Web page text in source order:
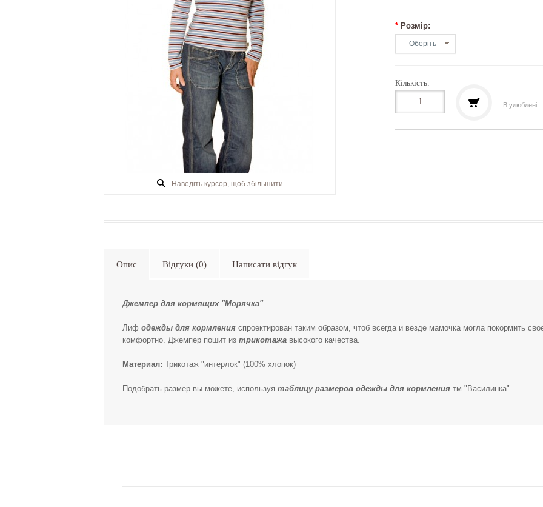
Наведіть курсор, щоб збільшити
* Розмір:
Кількість:
В улюблені
Опис Відгуки (0) Написати відгук
Джемпер для кормящих "Морячка"
Лиф одежды для кормления спроектирован таким образом, чтоб всегда и везде мамочка могла покормить
комфортно. Джемпер пошит из трикотажа высокого качества.
Материал: Трикотаж "интерлок" (100% хлопок)
Подобрать размер вы можете, используя таблицу размеров одежды для кормления тм "Василинка".